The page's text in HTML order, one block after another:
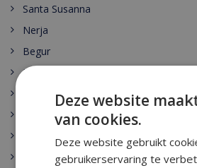
Santa Susanna
Nerja
Begur
Escala
Palamos
Playa de Aro
Deze website
van cookies.
Deze website gebruikt
gebruikerservaring te